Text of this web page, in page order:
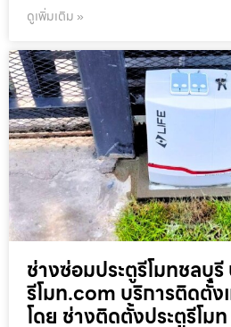
ดูเพิ่มเติม »
ช่างซ่อมประตูรีโมทชลบุรี
รีโมท.com บริการติดตั้ง
โดย ช่างติดตั้งประตูรีโม